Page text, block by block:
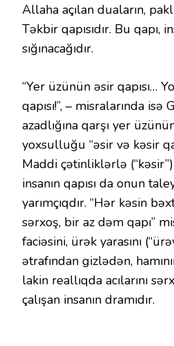
Allaha açılan duaların,
Təkbir qapısıdır. Bu qapı,
sığınacağıdır.
“Yer üzünün əsir qapısı…
qapısı!”, – misralarında isə
azadlığına qarşı yer
yoxsulluğu “əsir və kəsir
Maddi çətinliklərlə
insanın qapısı da onun
yarımçıqdır. “Hər kəsin
sərxoş, bir az dəm qapı”
faciəsini, ürək yarasını
ətrafından gizlədən,
lakin reallıqda acılarını
çalışan insanın dramıdır.